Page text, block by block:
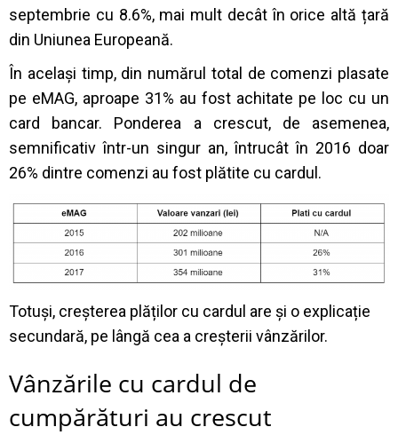
septembrie cu 8.6%, mai mult decât în orice altă țară
din Uniunea Europeană.
În același timp, din numărul total de comenzi plasate
pe eMAG, aproape 31% au fost achitate pe loc cu un
card bancar. Ponderea a crescut, de asemenea,
semnificativ într-un singur an, întrucât în 2016 doar
26% dintre comenzi au fost plătite cu cardul.
Totuși, creșterea plăților cu cardul are și o explicație
secundară, pe lângă cea a creșterii vânzărilor.
Vânzările cu cardul de
cumpărături au crescut